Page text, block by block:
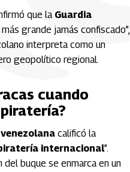
que la Guardia
grande jamás confiscado”,
interpreta como un
geopolítico regional.
cuando
calificó la
internacional”.
buque se enmarca en un